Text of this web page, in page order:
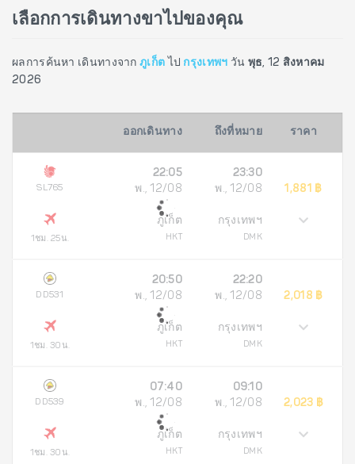
เลือกการเดินทางขาไปของคุณ
ผลการค้นหา เดินทางจาก ภูเก็ต ไป กรุงเทพฯ วัน พุธ, 12 สิงหาคม
2026
ออกเดินทาง ถึงที่หมาย ราคา
SL765
1ชม. 25น.
22:05
พ., 12/08
ภูเก็ต
HKT
23:30
พ., 12/08
กรุงเทพฯ
DMK
1,881 ฿
DD531
1ชม. 30น.
20:50
พ., 12/08
ภูเก็ต
HKT
22:20
พ., 12/08
กรุงเทพฯ
DMK
2,018 ฿
DD539
1ชม. 30น.
07:40
พ., 12/08
ภูเก็ต
HKT
09:10
พ., 12/08
กรุงเทพฯ
DMK
2,023 ฿